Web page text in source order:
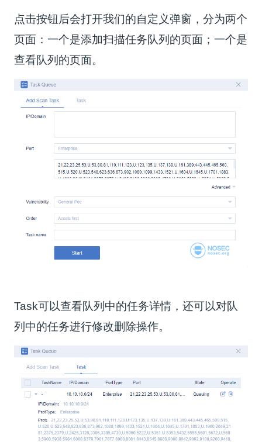
点击按钮后会打开我们的自定义弹窗，分为两个
页面：一个是添加扫描任务队列的页面；一个是
查看队列的页面。
Task可以查看队列中的任务详情，还可以对队
列中的任务进行修改删除操作。